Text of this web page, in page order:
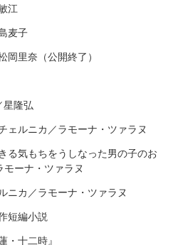
江
麦子
里奈（公開終了）
隆弘
ルニカ／ラモーナ・ツァラヌ
る気もちをうしなった男の子のお
ーナ・ツァラヌ
カ／ラモーナ・ツァラヌ
短編小説
・十二時』